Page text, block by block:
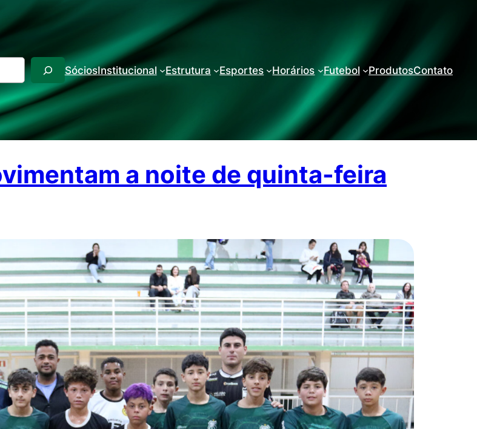
SóciosInstitucional Estrutura Esportes Horários Futebol ProdutosContato
a noite de quinta-feira